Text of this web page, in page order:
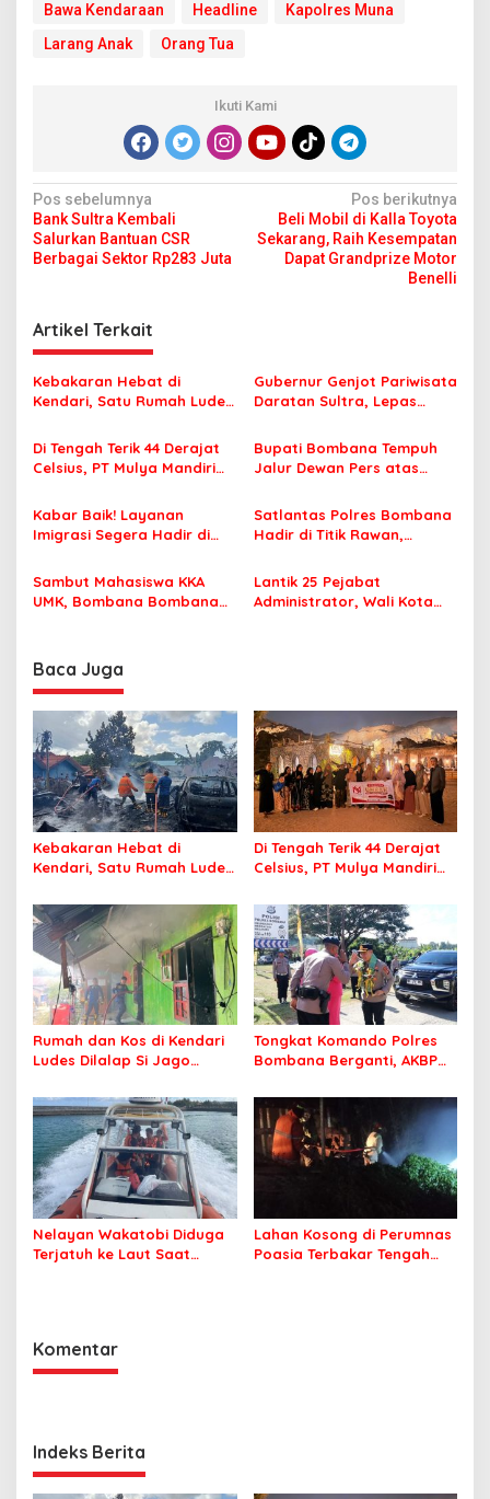
Bawa Kendaraan Headline
Kapolres Muna
Larang Anak
Orang Tua
Ikuti Kami
N
a
v
g
a
s
p
o
s
Pos sebelumnya
Bank Sultra Kembali
Salurkan Bantuan CSR
Berbagai Sektor Rp283 Juta
Pos berikutnya
Beli Mobil di Kalla Toyota
Sekarang, Raih Kesempatan
Dapat Grandprize Motor
Benelli
Artikel Terkait
Kebakaran Hebat di
Kendari, Satu Rumah Ludes
Gubernur Genjot Pariwisata
Daratan Sultra, Lepas
Tiga Kabupaten Unggulan
Di Tengah Terik 44 Derajat
Celsius, PT Mulya Mandiri
Jamaah Tetap Sehat dan
Nyaman Beribadah
Bupati Bombana Tempuh
Jalur Dewan Pers atas
Korupsi Jembatan Cirauci II
Kabar Baik! Layanan
Imigrasi Segera Hadir di
Perlu Lagi ke Kendari
Satlantas Polres Bombana
Hadir di Titik Rawan,
Sekolah dengan Aman
Sambut Mahasiswa KKA
UMK, Bombana Bombana
Lantik 25 Pejabat
Administrator, Wali Kota
Baca Juga
Kebakaran Hebat di
Kendari, Satu Rumah Ludes
Di Tengah Terik 44 Derajat
Celsius, PT Mulya Mandiri
Jamaah Tetap Sehat dan
Nyaman Beribadah
Rumah dan Kos di Kendari
Ludes Dilalap Si Jago
Tongkat Komando Polres
Bombana Berganti, AKBP
Kepolisian Bombana
Nelayan Wakatobi Diduga
Terjatuh ke Laut Saat
Lahan Kosong di Perumnas
Poasia Terbakar Tengah
Komentar
Indeks Berita